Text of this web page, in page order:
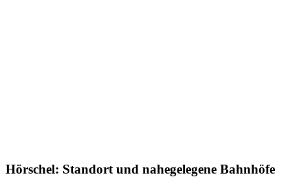
Hörschel: Standort und nahegelegene Bahnhöfe